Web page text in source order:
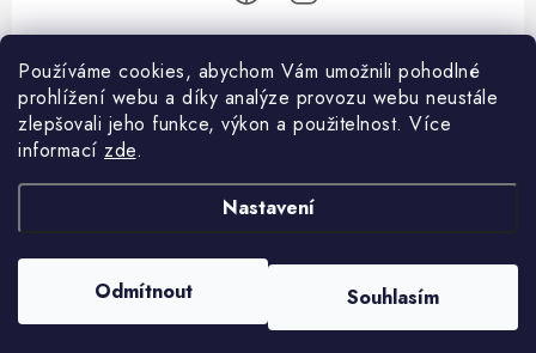
Používáme cookies, abychom Vám umožnili pohodlné
prohlížení webu a díky analýze provozu webu neustále
zlepšovali jeho funkce, výkon a použitelnost. Více
informací zde.
Nastavení
Odmítnout Souhlasím
Z
Facebook
Jak reklamovat či vrátit zboží
cookies